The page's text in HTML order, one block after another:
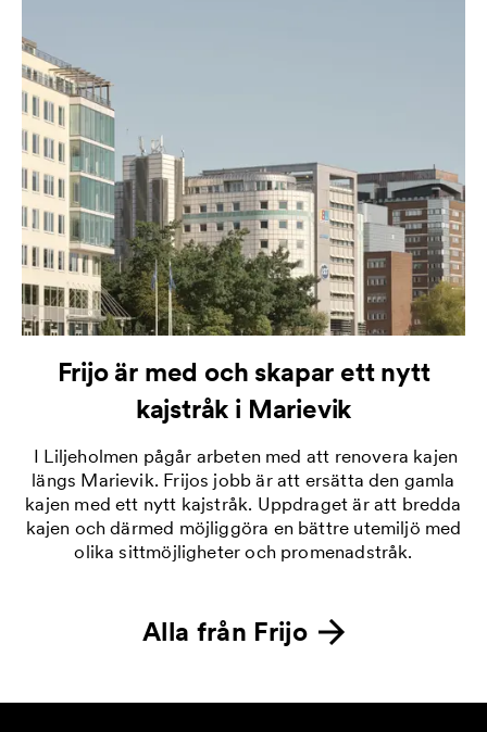
Frijo är med och skapar ett nytt
kajstråk i Marievik
I Liljeholmen pågår arbeten med att renovera kajen
längs Marievik. Frijos jobb är att ersätta den gamla
kajen med ett nytt kajstråk. Uppdraget är att bredda
kajen och därmed möjliggöra en bättre utemiljö med
olika sittmöjligheter och promenadstråk.
Alla från Frijo